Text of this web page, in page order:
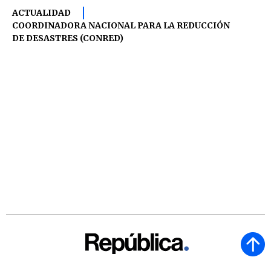
ACTUALIDAD
COORDINADORA NACIONAL PARA LA REDUCCIÓN
DE DESASTRES (CONRED)